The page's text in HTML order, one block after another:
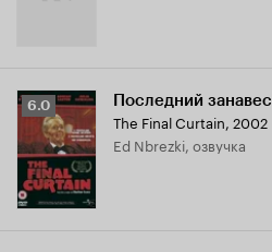
Рейтинг
Кинопоиска
6.0
6.0 Последний занавес
The Final Curtain, 2002
Ed Nbrezki, озвучка